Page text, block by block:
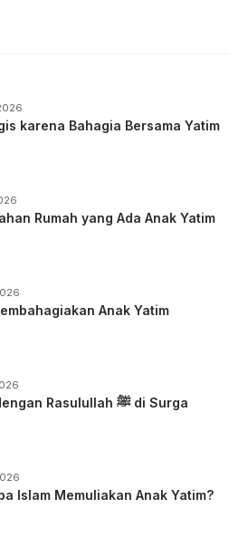
karena Bahagia Bersama Yatim
Rumah yang Ada Anak Yatim
Anak Yatim
Dekat dengan Rasulullah ﷺ di Surga
Islam Memuliakan Anak Yatim?